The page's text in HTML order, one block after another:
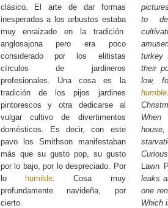
clásico. El arte de dar formas
inesperadas a los arbustos estaba
muy enraizado en la tradición
anglosajona pero era poco
considerado por los elitistas
círculos de jardineros
profesionales. Una cosa es la
tradición de los pijos jardines
pintorescos y otra dedicarse al
vulgar cultivo de divertimentos
domésticos. Es decir, con este
pavo los Smithson manifestaban
más que su gusto pop, su gusto
por lo bajo, por lo despreciado. Por
lo humilde. Cosa muy
profundamente navideña, por
cierto.
to
turkey
their
low,
humble
Lawn
leaks
one
Which